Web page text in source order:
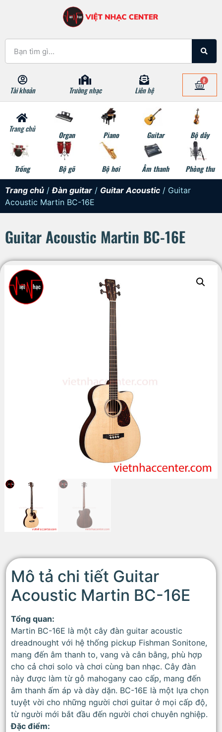
Tài khoản Trường nhạc Liên hệ
0
Trang chủ
Organ Piano Guitar Bộ dây
Trống Bộ gõ Bộ hơi Âm thanh Phòng thu
Trang chủ /Đàn guitar / Guitar Acoustic / Guitar
Acoustic Martin BC-16E
Guitar Acoustic Martin BC-16E
Mô tả chi tiết Guitar
Acoustic Martin BC-16E
Tổng quan:
Martin BC-16E là một cây đàn guitar acoustic
dreadnought với hệ thống pickup Fishman Sonitone,
mang đến âm thanh to, vang và cân bằng, phù hợp
cho cả chơi solo và chơi cùng ban nhạc. Cây đàn
này được làm từ gỗ mahogany cao cấp, mang đến
âm thanh ấm áp và dày dặn. BC-16E là một lựa chọn
tuyệt vời cho những người chơi guitar ở mọi cấp độ,
từ người mới bắt đầu đến người chơi chuyên nghiệp.
Đặc điểm: